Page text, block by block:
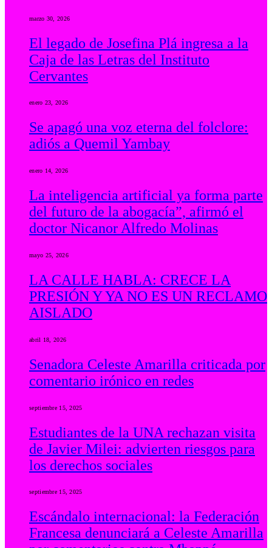
marzo 30, 2026
El legado de Josefina Plá ingresa a la
Caja de las Letras del Instituto
Cervantes
enero 23, 2026
Se apagó una voz eterna del folclore:
adiós a Quemil Yambay
enero 14, 2026
La inteligencia artificial ya forma parte
del futuro de la abogacía”, afirmó el
doctor Nicanor Alfredo Molinas
mayo 25, 2026
LA CALLE HABLA: CRECE LA
PRESIÓN Y YA NO ES UN RECLAMO
AISLADO
abril 18, 2026
Senadora Celeste Amarilla criticada por
comentario irónico en redes
septiembre 15, 2025
Estudiantes de la UNA rechazan visita
de Javier Milei: advierten riesgos para
los derechos sociales
septiembre 15, 2025
Escándalo internacional: la Federación
Francesa denunciará a Celeste Amarilla